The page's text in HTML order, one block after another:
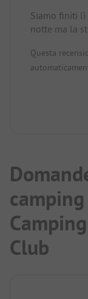
Siamo finiti lì
notte ma la
Questa
Club